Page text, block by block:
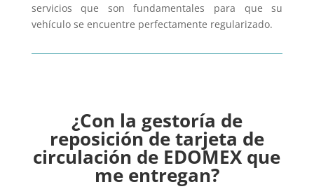
servicios que son fundamentales para que su
vehículo se encuentre perfectamente regularizado.
¿Con la gestoría de
reposición de tarjeta de
circulación de EDOMEX que
me entregan?